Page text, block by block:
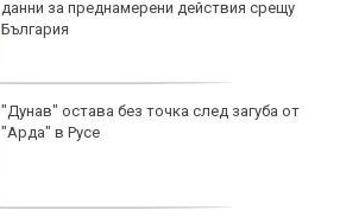
данни за преднамерени действия срещу
България
"Дунав" остава без точка след загуба от
"Арда" в Русе